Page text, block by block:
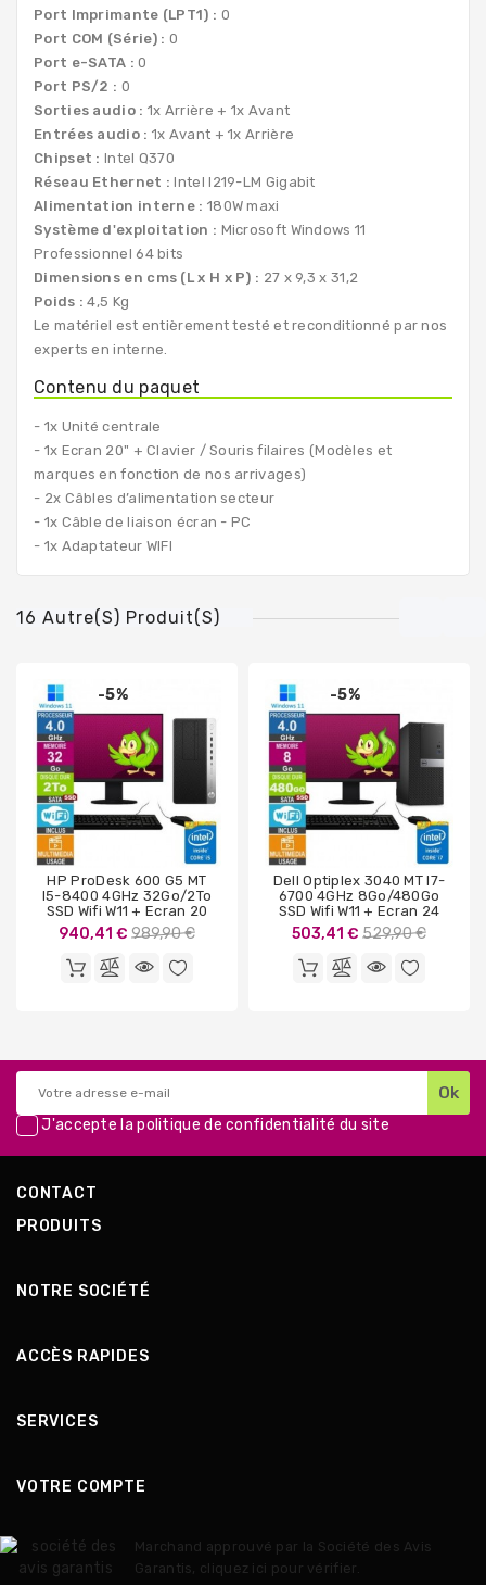
Port Imprimante (LPT1) : 0
Port COM (Série) : 0
Port e-SATA : 0
Port PS/2 : 0
Sorties audio : 1x Arrière + 1x Avant
Entrées audio : 1x Avant + 1x Arrière
Chipset : Intel Q370
Réseau Ethernet :Intel I219-LM Gigabit
Alimentation interne : 180W maxi
Système d'exploitation : Microsoft Windows 11
Professionnel 64 bits
Dimensions en cms (L x H x P) : 27 x 9,3 x 31,2
Poids :4,5 Kg
Le matériel est entièrement testé et reconditionné par nos
experts en interne.
Contenu du paquet
- 1x Unité centrale
- 1x Ecran 20" + Clavier / Souris filaires (Modèles et
marques en fonction de nos arrivages)
- 2x Câbles d’alimentation secteur
- 1x Câble de liaison écran - PC
- 1x Adaptateur WIFI
16 Autre(s) Produit(s)
-5%
HP ProDesk 600 G5 MT
I5-8400 4GHz 32Go/2To
SSD Wifi W11 + Ecran 20
940,41 € Prix
base
989,90 €
-5%
Dell Optiplex 3040 MT I7-
6700 4GHz 8Go/480Go
SSD Wifi W11 + Ecran 24
503,41 € Prix
base
529,90 €
J'accepte lapolitique de confidentialité du site
CONTACT
PRODUITS
NOTRE SOCIÉTÉ
ACCÈS RAPIDES
SERVICES
VOTRE COMPTE
Marchand approuvé par la Société des Avis
Garantis, cliquez ici pour vérifier.